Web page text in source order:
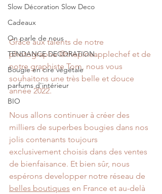
Slow Décoration Slow Deco
Cadeaux
On parle de nous
TENDANCE DECORATION
Bougie en cire végétale
parfums d'intérieur
BIO
Grâce aux talents de notre
photographe @thepineapplechef et de
notre graphiste Tom, nous vous
souhaitons une très belle et douce
année 2022.
Nous allons continuer à créer des
milliers de superbes bougies dans nos
jolis contenants toujours
exclusivement choisis dans des ventes
de bienfaisance. Et bien sûr, nous
espérons developper notre réseau de
belles boutiques en France et au-delà